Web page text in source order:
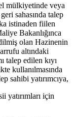
mülkiyetinde veya
sahasında talep
istinaden fiilen
Bakanlığınca
olan Hazinenin
altındaki
talep edilen kıyı
kullanılmasında
sahibi yatırımcıya,
yatırımları için